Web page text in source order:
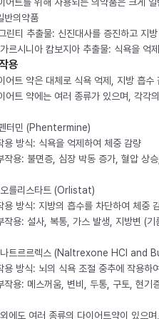
반의약품
린티 추출물: 신진대사를 증진하고 지
르시니아 캄보지아 추출물: 식욕을 억
용
어트 약은 대체로 식욕 억제, 지방 흡
어트 약에는 여러 종류가 있으며, 각각
터민 (Phentermine)
용 방식: 식욕을 억제하여 체중 감량
작용: 불면증, 심장 박동 증가, 혈압 상
를리스타트 (Orlistat)
용 방식: 지방의 흡수를 차단하여 체중
작용: 설사, 복통, 가스 발생, 지방변 (
트르르렉스 (Naltrexone HCl and
용 방식: 뇌의 식욕 조절 중추에 작용하
작용: 메스꺼움, 변비, 두통, 구토, 현기
에도 여러 종류의 다이어트약이 있으